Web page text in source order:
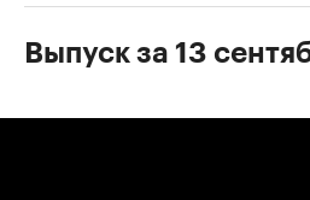
Выпуск за 13